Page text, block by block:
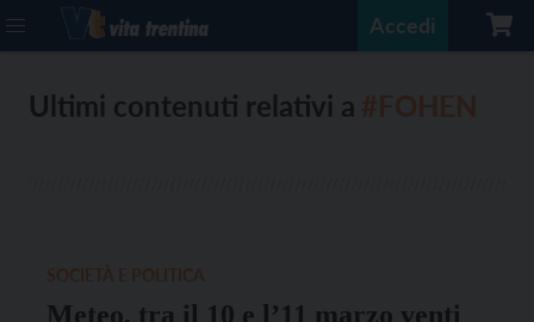
Accedi
Ultimi contenuti relativi a
Meteo, tra il 10 e l’11 marzo venti